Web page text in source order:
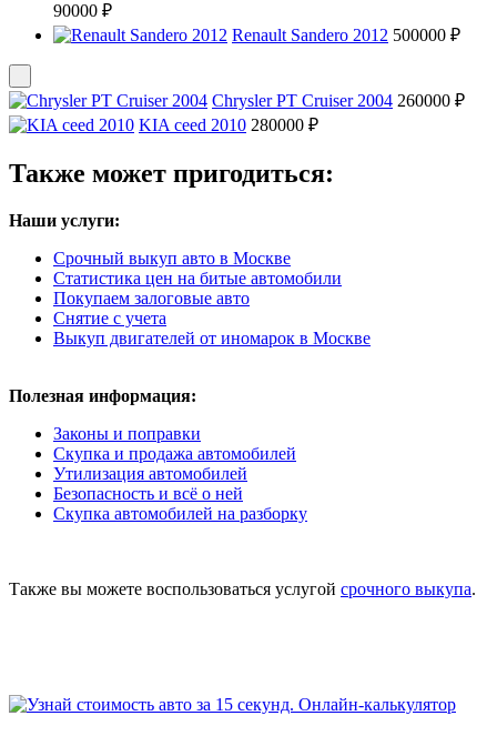
90000 ₽
Renault Sandero 2012 500000 ₽
Chrysler PT Cruiser 2004 260000 ₽
KIA ceed 2010 280000 ₽
Также может пригодиться:
Наши услуги:
Срочный выкуп авто в Москве
Статистика цен на битые автомобили
Покупаем залоговые авто
Снятие с учета
Выкуп двигателей от иномарок в Москве
Полезная информация:
Законы и поправки
Скупка и продажа автомобилей
Утилизация автомобилей
Безопасность и всё о ней
Скупка автомобилей на разборку
Также вы можете воспользоваться услугой срочного выкупа.